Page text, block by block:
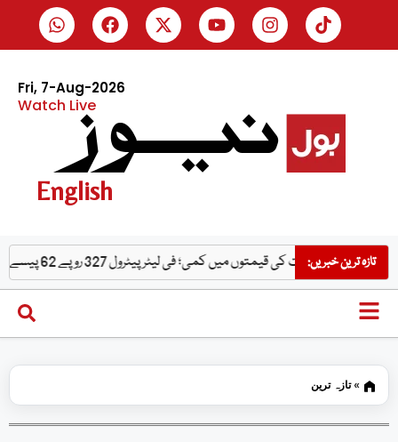
Fri, 7-Aug-2026
Watch Live
English
تازہ ترین خبریں:
کی قیمتوں میں کمی؛ فی لیٹر پیٹرول 327 روپے 62 پیسے کا ہوگیا
»تازہ ترین